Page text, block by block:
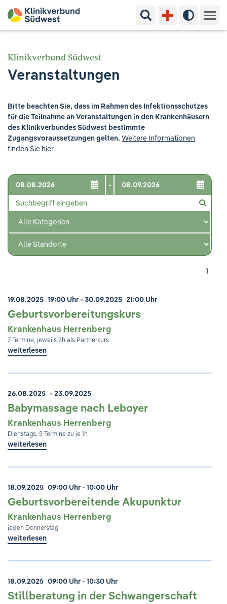
Suchbegriff eingeben
Hoher
Ihr Aufenthalt
Ausbildung & Studium
Jobs & Karriere
Der Klinikverbund Südwest
Standorte & Kontakt
Ihre Meinung ist uns wichtig!
Klinikverbund Südwest
Veranstaltungen
Bitte beachten Sie, dass im Rahmen des Infektionsschutzes
für die Teilnahme an Veranstaltungen in den Krankenhäusern
des Klinikverbundes Südwest bestimmte
Zugangsvoraussetzungen gelten. Weitere Informationen
finden Sie hier.
-
1
19.08.2025 19:00 Uhr - 30.09.2025 21:00 Uhr
Geburtsvorbereitungskurs
Krankenhaus Herrenberg
7 Termine, jeweils 2h als Partnerkurs
weiterlesen
26.08.2025 - 23.09.2025
Babymassage nach Leboyer
Krankenhaus Herrenberg
Dienstags, 5 Termine zu je 1h
weiterlesen
18.09.2025 09:00 Uhr - 10:00 Uhr
Geburtsvorbereitende Akupunktur
Krankenhaus Herrenberg
jeden Donnerstag
weiterlesen
18.09.2025 09:00 Uhr - 10:30 Uhr
Stillberatung in der Schwangerschaft